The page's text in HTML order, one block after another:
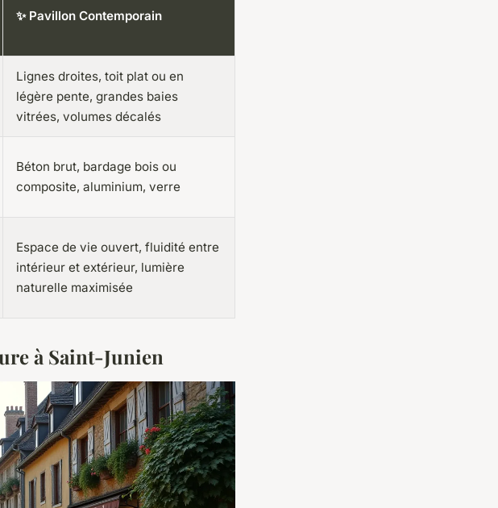
✨ Pavillon Contemporain
Lignes droites, toit plat ou en
légère pente, grandes baies
vitrées, volumes décalés
Béton brut, bardage bois ou
composite, aluminium, verre
Espace de vie ouvert, fluidité entre
intérieur et extérieur, lumière
naturelle maximisée
à Saint-Junien